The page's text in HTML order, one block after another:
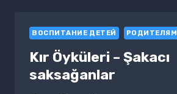
ВОСПИТАНИЕ ДЕТЕЙ РОДИТЕЛЯМ
Kır Öyküleri – Şakacı
saksağanlar